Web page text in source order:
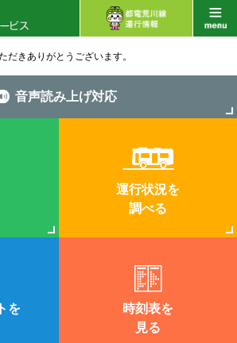
だきありがとうございます。
音声読み上げ対応
運行状況を
調べる
を
時刻表を
見る